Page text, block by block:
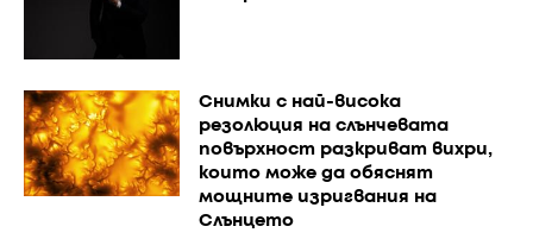
Снимки с най-висока
резолюция на слънчевата
повърхност разкриват вихри,
които може да обяснят
мощните изригвания на
Слънцето